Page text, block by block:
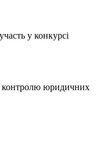
у конкурсі
контролю юридичних